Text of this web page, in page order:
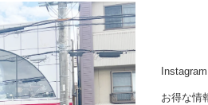
お得な情